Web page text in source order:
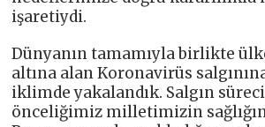
işaretiydi.
Dünyanın tamamıyla birlikte
altına alan Koronavirüs
iklimde yakalandık. Salgın
önceliğimiz milletimizin